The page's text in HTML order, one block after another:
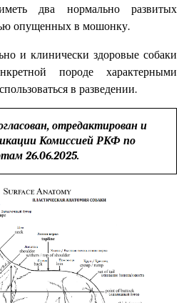
два нормально развитых
опущенных в мошонку.
и клинически здоровые собаки
породе характерными
в разведении.
отредактирован и
Комиссией РКФ по
26.06.2025.